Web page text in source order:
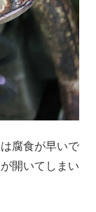
腐食が早いで
開いてしまい